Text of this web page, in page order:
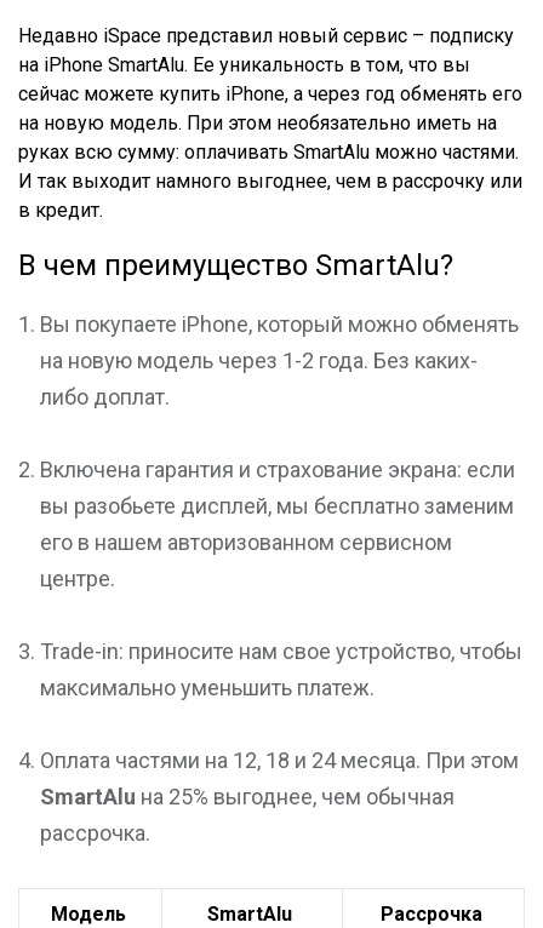
Недавно iSpace представил новый сервис – подписку
на iPhone SmartAlu. Ее уникальность в том, что вы
сейчас можете купить iPhone, а через год обменять его
на новую модель. При этом необязательно иметь на
руках всю сумму: оплачивать SmartAlu можно частями.
И так выходит намного выгоднее, чем в рассрочку или
в кредит.
В чем преимущество SmartAlu?
Вы покупаете iPhone, который можно обменять
на новую модель через 1-2 года. Без каких-
либо доплат.
Включена гарантия и страхование экрана: если
вы разобьете дисплей, мы бесплатно заменим
его в нашем авторизованном сервисном
центре.
Trade-in: приносите нам свое устройство, чтобы
максимально уменьшить платеж.
Оплата частями на 12, 18 и 24 месяца. При этом
SmartAlu на 25% выгоднее, чем обычная
рассрочка.
Модель SmartAlu Рассрочка